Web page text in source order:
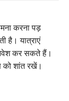
करना पड़
है। यात्राएं
कर सकते हैं।
को शांत रखें।